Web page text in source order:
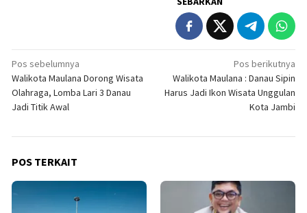
Navigasi
pos
Pos sebelumnya
Walikota Maulana Dorong Wisata
Olahraga, Lomba Lari 3 Danau
Jadi Titik Awal
Pos berikutnya
Walikota Maulana : Danau Sipin
Harus Jadi Ikon Wisata Unggulan
Kota Jambi
POS TERKAIT